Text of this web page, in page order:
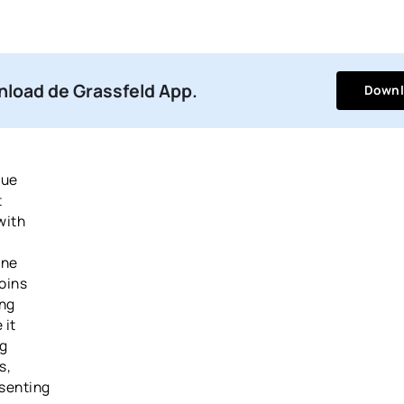
de Grassfeld App.